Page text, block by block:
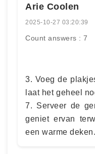
Arie Coolen
2025-10-27 03:20:39
Count answers : 7
3. Voeg de
laat het geheel
7. Serveer de
geniet ervan
een warme deken.